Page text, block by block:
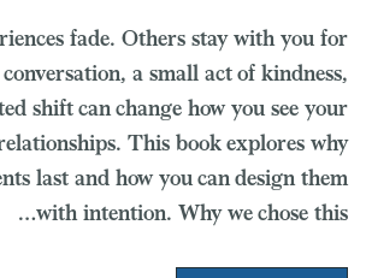
fade. Others stay with you for
a small act of kindness,
shift can change how you see your
This book explores why
last and how you can design them
with intention. Why we chose this…